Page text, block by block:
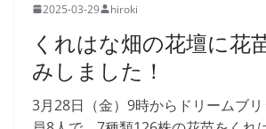
2025-03-29 hiroki
くれはな畑の花壇に花
みしました！
3月28日（金）9時からドリームブ